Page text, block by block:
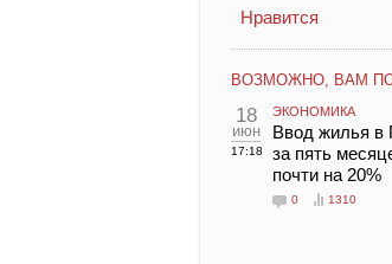
Нравится
ВОЗМОЖНО, ВАМ
18
июн
17:18
ЭКОНОМИКА
Ввод жилья в
за пять
почти на 20%
0 1310